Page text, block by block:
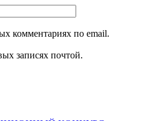
комментариях по email.
записях почтой.